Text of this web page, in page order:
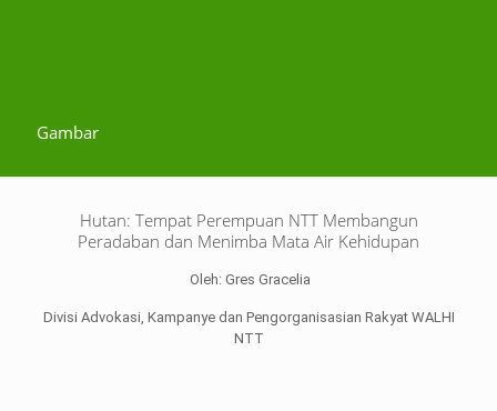
Gambar
Hutan: Tempat Perempuan NTT Membangun
Peradaban dan Menimba Mata Air Kehidupan
Oleh: Gres Gracelia
Divisi Advokasi, Kampanye dan Pengorganisasian Rakyat WALHI
NTT